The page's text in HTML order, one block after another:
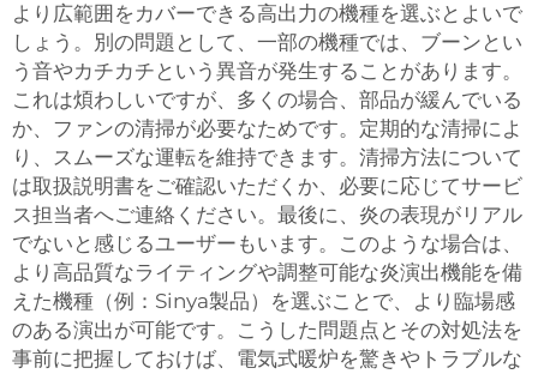
より広範囲をカバーできる高出力の機種を選ぶとよいで
しょう。別の問題として、一部の機種では、ブーンとい
う音やカチカチという異音が発生することがあります。
これは煩わしいですが、多くの場合、部品が緩んでいる
か、ファンの清掃が必要なためです。定期的な清掃によ
り、スムーズな運転を維持できます。清掃方法について
は取扱説明書をご確認いただくか、必要に応じてサービ
ス担当者へご連絡ください。最後に、炎の表現がリアル
でないと感じるユーザーもいます。このような場合は、
より高品質なライティングや調整可能な炎演出機能を備
えた機種（例：Sinya製品）を選ぶことで、より臨場感
のある演出が可能です。こうした問題点とその対処法を
事前に把握しておけば、電気式暖炉を驚きやトラブルな